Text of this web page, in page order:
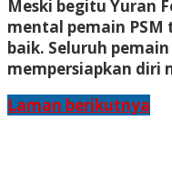
Meski begitu Yuran
mental pemain
baik. Seluruh
mempersiapkan diri
Laman berikutnya